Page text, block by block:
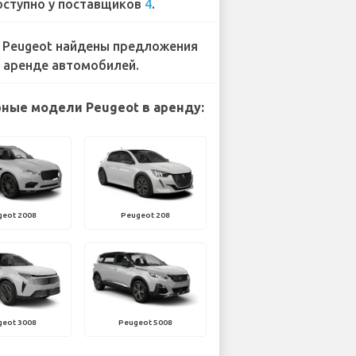
у поставщиков 4.
Peugeot найдены предложения
аренде автомобилей.
модели Peugeot в аренду:
2008 Peugeot 208
3008 Peugeot 5008